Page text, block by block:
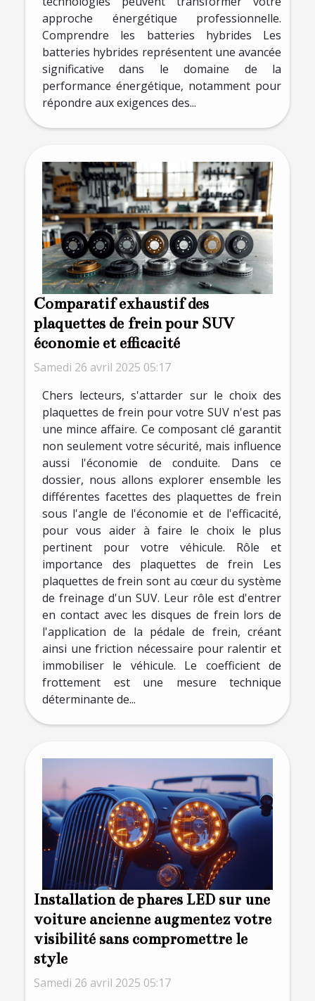
approche énergétique professionnelle.
Comprendre les batteries hybrides Les
batteries hybrides représentent une avancée
significative dans le domaine de la
performance énergétique, notamment pour
répondre aux exigences des...
Comparatif exhaustif des
plaquettes de frein pour SUV
économie et efficacité
Samedi 26 avril 2025 05:17
Chers lecteurs, s'attarder sur le choix des
plaquettes de frein pour votre SUV n'est pas
une mince affaire. Ce composant clé garantit
non seulement votre sécurité, mais influence
aussi l'économie de conduite. Dans ce
dossier, nous allons explorer ensemble les
différentes facettes des plaquettes de frein
sous l'angle de l'économie et de l'efficacité,
pour vous aider à faire le choix le plus
pertinent pour votre véhicule. Rôle et
importance des plaquettes de frein Les
plaquettes de frein sont au cœur du système
de freinage d'un SUV. Leur rôle est d'entrer
en contact avec les disques de frein lors de
l'application de la pédale de frein, créant
ainsi une friction nécessaire pour ralentir et
immobiliser le véhicule. Le coefficient de
frottement est une mesure technique
déterminante de...
Installation de phares LED sur une
voiture ancienne augmentez votre
visibilité sans compromettre le
style
Samedi 26 avril 2025 05:17